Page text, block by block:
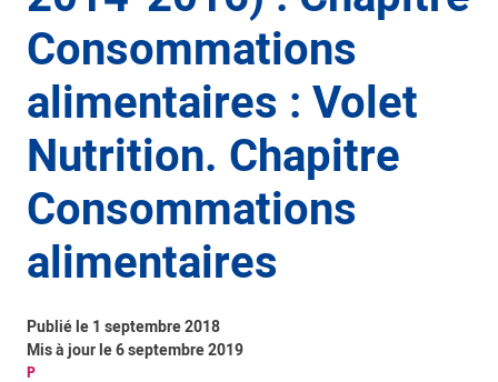
Consommations
alimentaires : Volet
Nutrition. Chapitre
Consommations
alimentaires
P
Publié le 1 septembre 2018
Mis à jour le 6 septembre 2019